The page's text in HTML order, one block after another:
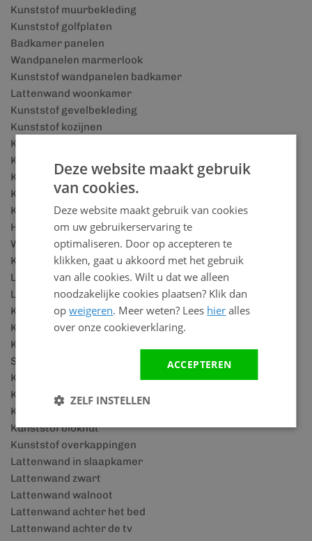
Kunststof muurbekleding
Kunststof golfplaten
Badkamer panelen
Wandpanelen marmerlook
Kunststof wandpanelen badkamer
Lattenwand woonkamer
Kunststof gevelbekleding
Kunststof kozijnen
Kunststof boeidelen
Kunststof dakpanplaten
Kunststof vensterbanken
Kunststof plafonds
Kunststof plafond voor badkamer
Houtlook wandpanelen
Wandbekleding badkamer
Kunststof plinten
Lattenwand accessoires
Lattenwand panelen
Keralit details
Keralit houtlook
Keralit rabatdelen
SPC vloeren
Keralit dakrandpaneel
Keralit dakkapel
Kunststof schuurtje
Kunststof blokhut
Kunststof overkappingen
Lattenwand in slaapkamer
Lattenwand zwart
Lattenwand walnoot
Lattenwand achter het bed
Lattenwand achter de tv
Deze website maakt gebruik
van cookies.
Deze website maakt gebruik van cookies
om uw gebruikerservaring te
optimaliseren. Door op accepteren te
klikken, gaat u akkoord met het gebruik
van alle cookies. Wilt u dat we alleen
noodzakelijke cookies plaatsen? Klik dan
opweigeren. Meer weten? Lees hier alles
over onze cookieverklaring.
ACCEPTEREN
ZELF INSTELLEN